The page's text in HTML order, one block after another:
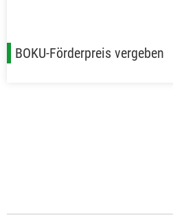
BOKU-Förderpreis vergeben